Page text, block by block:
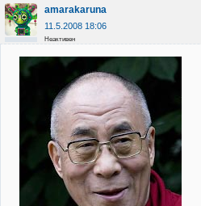
amarakaruna
11.5.2008 18:06
Неактивен